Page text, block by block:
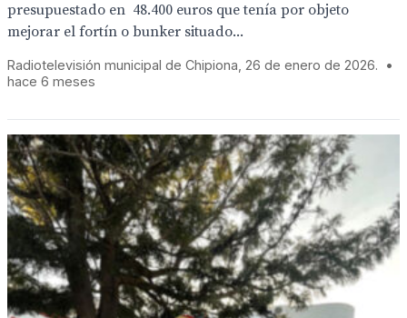
presupuestado en 48.400 euros que tenía por objeto
mejorar el fortín o bunker situado...
Radiotelevisión municipal de Chipiona, 26 de enero de 2026.
•
hace 6 meses